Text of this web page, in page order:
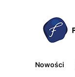
Nowości